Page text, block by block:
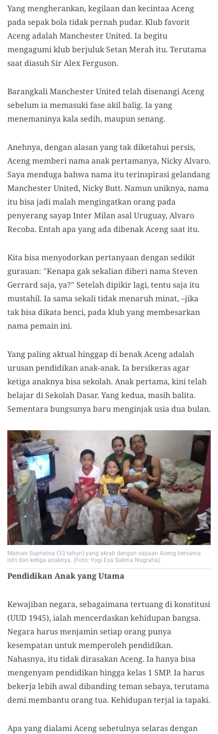
Yang mengherankan, kegilaan dan kecintaa Aceng
pada sepak bola tidak pernah pudar. Klub favorit
Aceng adalah Manchester United. Ia begitu
mengagumi klub berjuluk Setan Merah itu. Terutama
saat diasuh Sir Alex Ferguson.
Barangkali Manchester United telah disenangi Aceng
sebelum ia memasuki fase akil balig. Ia yang
menemaninya kala sedih, maupun senang.
Anehnya, dengan alasan yang tak diketahui persis,
Aceng memberi nama anak pertamanya, Nicky Alvaro.
Saya menduga bahwa nama itu terinspirasi gelandang
Manchester United, Nicky Butt. Namun uniknya, nama
itu bisa jadi malah mengingatkan orang pada
penyerang sayap Inter Milan asal Uruguay, Alvaro
Recoba. Entah apa yang ada dibenak Aceng saat itu.
Kita bisa menyodorkan pertanyaan dengan sedikit
gurauan: "Kenapa gak sekalian diberi nama Steven
Gerrard saja, ya?" Setelah dipikir lagi, tentu saja itu
mustahil. Ia sama sekali tidak menaruh minat, –jika
tak bisa dikata benci, pada klub yang membesarkan
nama pemain ini.
Yang paling aktual hinggap di benak Aceng adalah
urusan pendidikan anak-anak. Ia bersikeras agar
ketiga anaknya bisa sekolah. Anak pertama, kini telah
belajar di Sekolah Dasar. Yang kedua, masih balita.
Sementara bungsunya baru menginjak usia dua bulan.
Maman Supriatna (33 tahun) yang akrab dengan sapaan Aceng bersama
istri dan ketiga anaknya. (Foto: Yogi Esa Sukma Nugraha)
Pendidikan Anak yang Utama
Kewajiban negara, sebagaimana tertuang di konstitusi
(UUD 1945), ialah mencerdaskan kehidupan bangsa.
Negara harus menjamin setiap orang punya
kesempatan untuk memperoleh pendidikan.
Nahasnya, itu tidak dirasakan Aceng. Ia hanya bisa
mengenyam pendidikan hingga kelas 1 SMP. Ia harus
bekerja lebih awal dibanding teman sebaya, terutama
demi membantu orang tua. Kehidupan terjal ia tapaki.
Apa yang dialami Aceng sebetulnya selaras dengan